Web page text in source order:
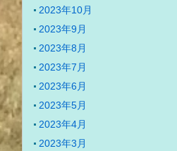
2023年10月
2023年9月
2023年8月
2023年7月
2023年6月
2023年5月
2023年4月
2023年3月